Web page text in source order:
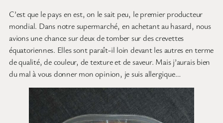
C’est que le pays en est, on le sait peu, le premier producteur
mondial. Dans notre supermarché, en achetant au hasard, nous
avions une chance sur deux de tomber sur des crevettes
équatoriennes. Elles sont paraît-il loin devant les autres en terme
de qualité, de couleur, de texture et de saveur. Mais j’aurais bien
du mal à vous donner mon opinion, je suis allergique…